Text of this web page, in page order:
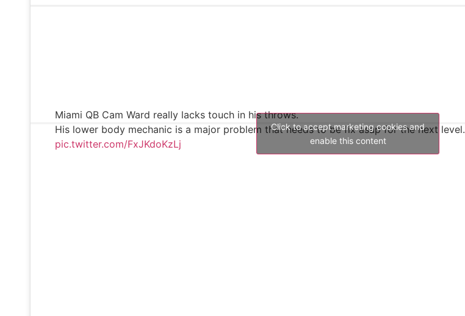
Miami QB Cam Ward really lacks touch in his throws.
His lower body mechanic is a major problem that needs to be fix asap for the next level.
pic.twitter.com/FxJKdoKzLj
Click to accept marketing cookies and
enable this content